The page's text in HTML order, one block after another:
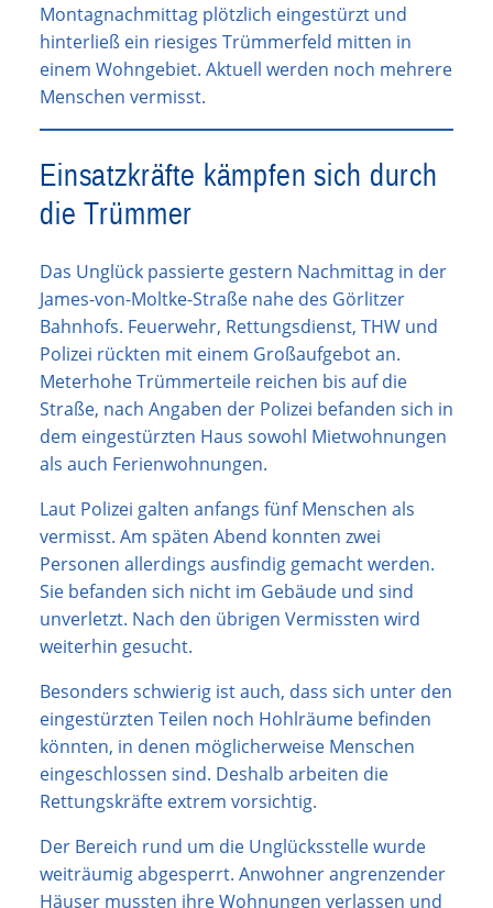
Montagnachmittag plötzlich eingestürzt und
hinterließ ein riesiges Trümmerfeld mitten in
einem Wohngebiet. Aktuell werden noch mehrere
Menschen vermisst.
Einsatzkräfte kämpfen sich durch
die Trümmer
Das Unglück passierte gestern Nachmittag in der
James-von-Moltke-Straße nahe des Görlitzer
Bahnhofs. Feuerwehr, Rettungsdienst, THW und
Polizei rückten mit einem Großaufgebot an.
Meterhohe Trümmerteile reichen bis auf die
Straße, nach Angaben der Polizei befanden sich in
dem eingestürzten Haus sowohl Mietwohnungen
als auch Ferienwohnungen.
Laut Polizei galten anfangs fünf Menschen als
vermisst. Am späten Abend konnten zwei
Personen allerdings ausfindig gemacht werden.
Sie befanden sich nicht im Gebäude und sind
unverletzt. Nach den übrigen Vermissten wird
weiterhin gesucht.
Besonders schwierig ist auch, dass sich unter den
eingestürzten Teilen noch Hohlräume befinden
könnten, in denen möglicherweise Menschen
eingeschlossen sind. Deshalb arbeiten die
Rettungskräfte extrem vorsichtig.
Der Bereich rund um die Unglücksstelle wurde
weiträumig abgesperrt. Anwohner angrenzender
Häuser mussten ihre Wohnungen verlassen und